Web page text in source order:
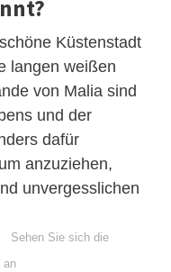
Küstenstadt
langen weißen
von Malia sind
und der
dafür
anzuziehen,
unvergesslichen
Sehen Sie sich die
an